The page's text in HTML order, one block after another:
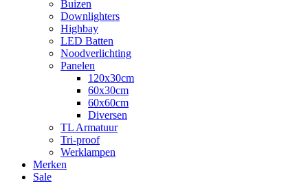
Buizen
Downlighters
Highbay
LED Batten
Noodverlichting
Panelen
120x30cm
60x30cm
60x60cm
Diversen
TL Armatuur
Tri-proof
Werklampen
Merken
Sale